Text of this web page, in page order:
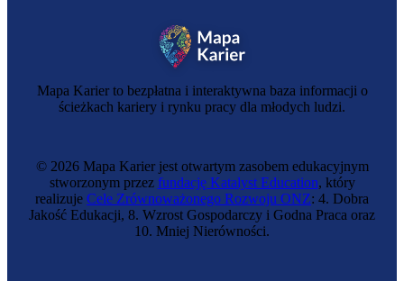
Mapa Karier to bezpłatna i interaktywna baza informacji o
ścieżkach kariery i rynku pracy dla młodych ludzi.
© 2026 Mapa Karier jest otwartym zasobem edukacyjnym
stworzonym przez fundację Katalyst Education, który
realizuje Cele Zrównoważonego Rozwoju ONZ: 4. Dobra
Jakość Edukacji, 8. Wzrost Gospodarczy i Godna Praca oraz
10. Mniej Nierówności.